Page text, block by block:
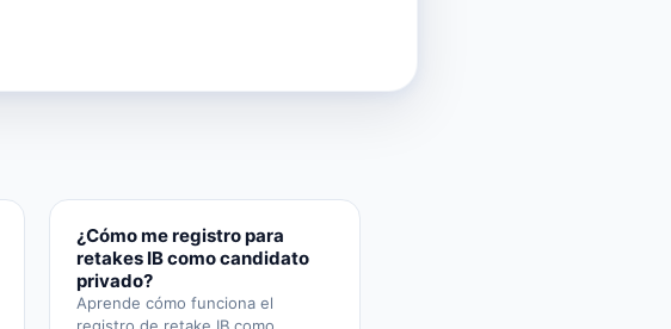
¿Cómo me registro para
retakes IB como candidato
privado?
Aprende cómo funciona el